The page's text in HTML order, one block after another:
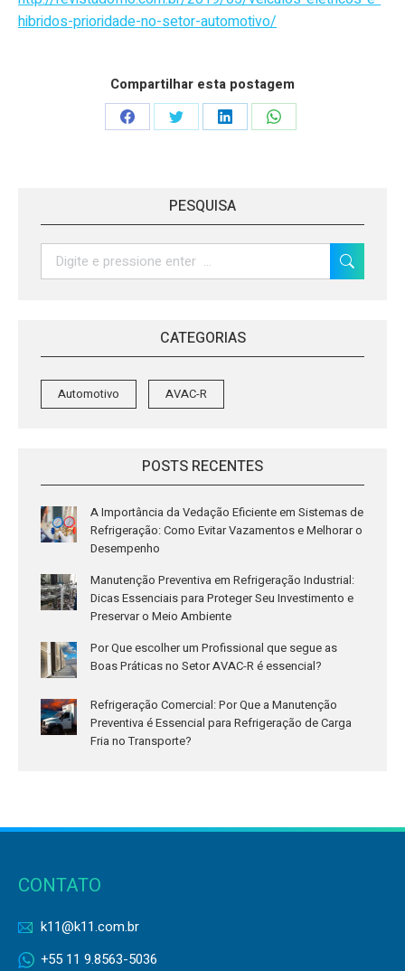
hibridos-prioridade-no-setor-automotivo/
Compartilhar esta postagem
Share Share Share Share
PESQUISA
Search:
CATEGORIAS
Automotivo AVAC-R
POSTS RECENTES
A Importância da Vedação Eficiente em Sistemas de
Refrigeração: Como Evitar Vazamentos e Melhorar o
Desempenho
Manutenção Preventiva em Refrigeração Industrial:
Dicas Essenciais para Proteger Seu Investimento e
Preservar o Meio Ambiente
Por Que escolher um Profissional que segue as
Boas Práticas no Setor AVAC-R é essencial?
Refrigeração Comercial: Por Que a Manutenção
Preventiva é Essencial para Refrigeração de Carga
Fria no Transporte?
CONTATO
k11@k11.com.br
+55 11 9.8563-5036